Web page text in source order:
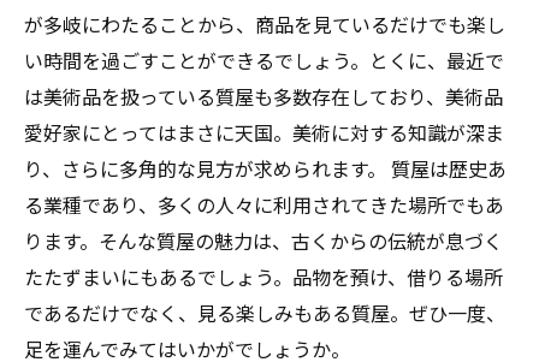
が多岐にわたることから、商品を見ているだけでも楽し
い時間を過ごすことができるでしょう。とくに、最近で
は美術品を扱っている質屋も多数存在しており、美術品
愛好家にとってはまさに天国。美術に対する知識が深ま
り、さらに多角的な見方が求められます。 質屋は歴史あ
る業種であり、多くの人々に利用されてきた場所でもあ
ります。そんな質屋の魅力は、古くからの伝統が息づく
たたずまいにもあるでしょう。品物を預け、借りる場所
であるだけでなく、見る楽しみもある質屋。ぜひ一度、
足を運んでみてはいかがでしょうか。